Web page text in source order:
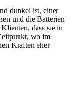
dunkel ist, einer
und die Batterien
dass sie in
wo im
Kräften eher